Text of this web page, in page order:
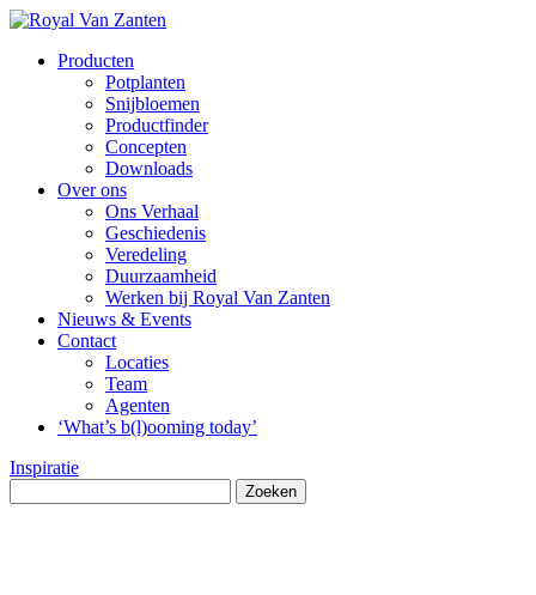
Producten
Potplanten
Snijbloemen
Productfinder
Concepten
Downloads
Over ons
Ons Verhaal
Geschiedenis
Veredeling
Duurzaamheid
Werken bij Royal Van Zanten
Nieuws & Events
Contact
Locaties
Team
Agenten
‘What’s b(l)ooming today’
Inspiratie